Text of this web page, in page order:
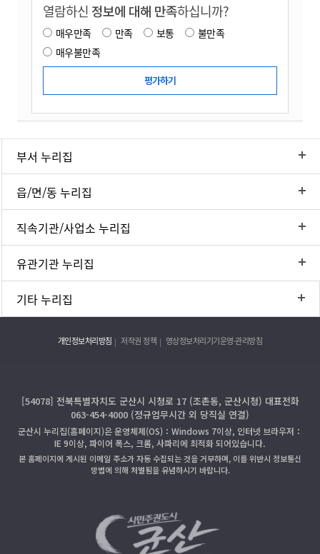
열람하신 정보에 대해 만족하십니까?
매우만족 만족 보통
불만족
매우불만족
부서 누리집
읍/면/동 누리집
직속기관/사업소 누리집
유관기관 누리집
기타 누리집
개인정보처리방침 저작권 정책 영상정보처리기기운영·관리방침
[54078] 전북특별자치도 군산시 시청로 17 (조촌동, 군산시청) 대표전화
063-454-4000 (정규업무시간 외 당직실 연결)
군산시 누리집(홈페이지)은 운영체제(OS)：Windows 7이상, 인터넷 브라우저：
IE 9이상, 파이어 폭스, 크롬, 사파리에 최적화 되어있습니다.
본 홈페이지에 게시된 이메일 주소가 자동 수집되는 것을 거부하며, 이를 위반시 정보통신
망법에 의해 처벌됨을 유념하시기 바랍니다.